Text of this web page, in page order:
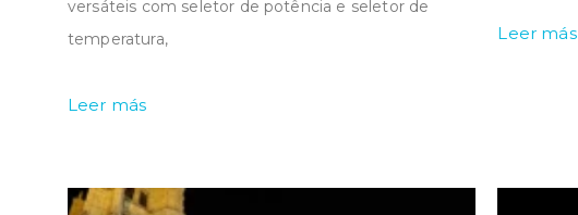
versáteis com seletor de potência e seletor de
temperatura,
Leer más
Leer más